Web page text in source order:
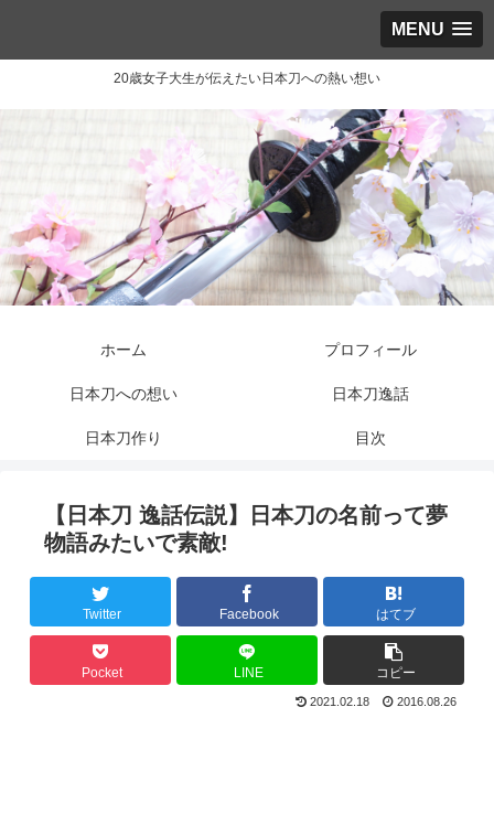
MENU
20歳女子大生が伝えたい日本刀への熱い想い
ホーム プロフィール
日本刀への想い 日本刀逸話
日本刀作り 目次
【日本刀 逸話伝説】日本刀の名前って夢
物語みたいで素敵!
Twitter Facebook はてブ
Pocket LINE コピー
2021.02.18 2016.08.26